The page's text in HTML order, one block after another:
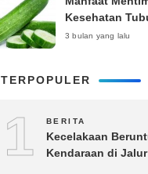
Kesehatan
3 bulan yang lalu
TERPOPULER
1 BERITA
Kecelakaan
Kendaraan di